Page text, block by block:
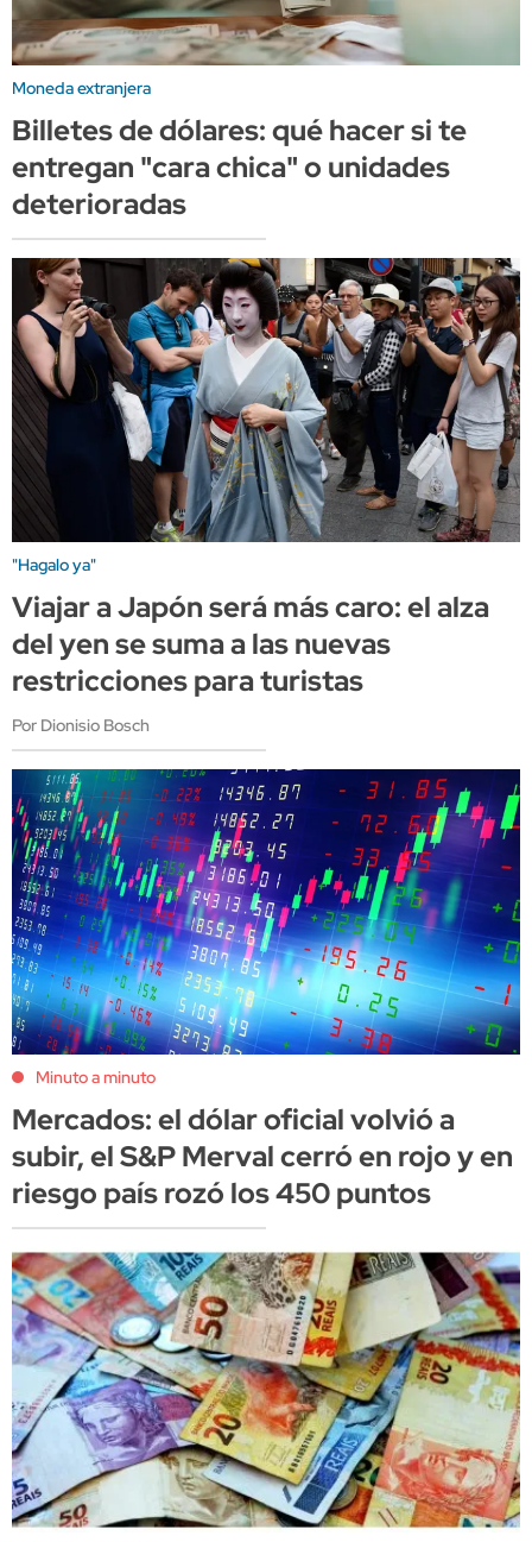
Moneda extranjera
Billetes de dólares: qué hacer si te
entregan "cara chica" o unidades
deterioradas
"Hagalo ya"
Viajar a Japón será más caro: el alza
del yen se suma a las nuevas
restricciones para turistas
Por Dionisio Bosch
Minuto a minuto
Mercados: el dólar oficial volvió a
subir, el S&P Merval cerró en rojo y en
riesgo país rozó los 450 puntos